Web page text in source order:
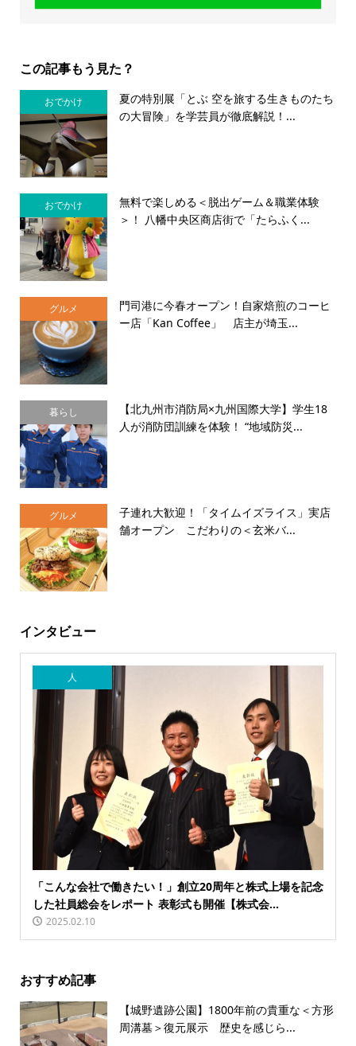
この記事もう見た？
おでかけ
夏の特別展「とぶ 空を旅する生きものたち
の大冒険」を学芸員が徹底解説！...
おでかけ
無料で楽しめる＜脱出ゲーム＆職業体験
＞！ 八幡中央区商店街で「たらふく...
グルメ
門司港に今春オープン！自家焙煎のコーヒ
ー店「Kan Coffee」 店主が埼玉...
暮らし
【北九州市消防局×九州国際大学】学生18
人が消防団訓練を体験！ “地域防災...
グルメ
子連れ大歓迎！「タイムイズライス」実店
舗オープン こだわりの＜玄米バ...
インタビュー
人
「こんな会社で働きたい！」創立20周年と株式上場を記念
した社員総会をレポート 表彰式も開催【株式会...
2025.02.10
おすすめ記事
【城野遺跡公園】1800年前の貴重な＜方形
周溝墓＞復元展示 歴史を感じら...